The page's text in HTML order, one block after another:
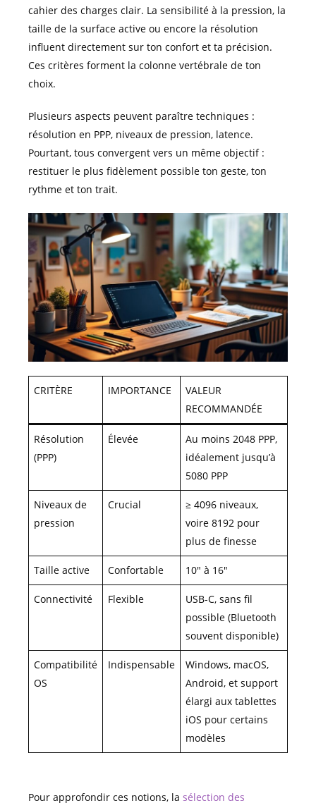
cahier des charges clair. La sensibilité à la pression, la
taille de la surface active ou encore la résolution
influent directement sur ton confort et ta précision.
Ces critères forment la colonne vertébrale de ton
choix.
Plusieurs aspects peuvent paraître techniques :
résolution en PPP, niveaux de pression, latence.
Pourtant, tous convergent vers un même objectif :
restituer le plus fidèlement possible ton geste, ton
rythme et ton trait.
CRITÈRE IMPORTANCE
VALEUR
RECOMMANDÉE
Résolution
(PPP)
Élevée
Au moins 2048 PPP,
idéalement jusqu’à
5080 PPP
Niveaux de
pression
Crucial
≥ 4096 niveaux,
voire 8192 pour
plus de finesse
Taille active Confortable 10″ à 16″
Connectivité Flexible
USB-C, sans fil
possible (Bluetooth
souvent disponible)
Compatibilité
OS
Indispensable
Windows, macOS,
Android, et support
élargi aux tablettes
iOS pour certains
modèles
Pour approfondir ces notions, la sélection des